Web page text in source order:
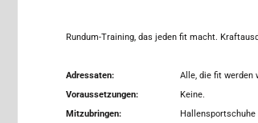
Rundum-Training, das jeden fit macht.
Adressaten:
Alle, die fit werden
Voraussetzungen:
Keine.
Mitzubringen: